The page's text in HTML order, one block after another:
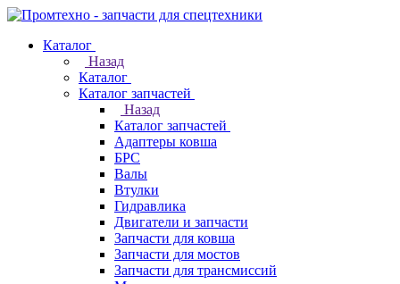
Каталог
Назад
Каталог
Каталог запчастей
Назад
Каталог запчастей
Адаптеры ковша
БРС
Валы
Втулки
Гидравлика
Двигатели и запчасти
Запчасти для ковша
Запчасти для мостов
Запчасти для трансмиссий